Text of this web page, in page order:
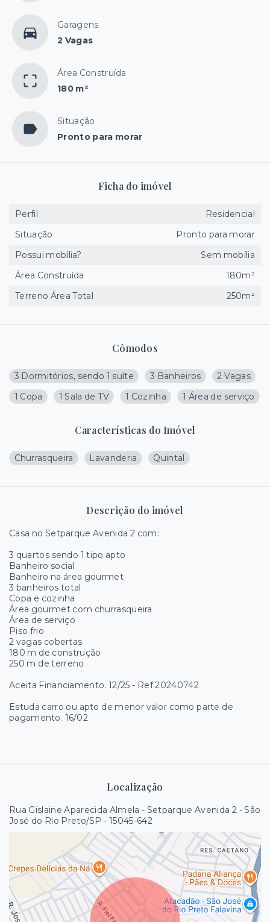
Garagens
2 Vagas
Área Construída
180 m²
Situação
Pronto para morar
Cômodos
3 Dormitórios, sendo 1 suíte 3 Banheiros
2 Vagas
1 Copa
1 Sala de TV 1 Cozinha 1 Área de serviço
Características do Imóvel
Churrasqueira Lavanderia Quintal
Descrição do imóvel
Casa no Setparque Avenida 2 com:
3 quartos sendo 1 tipo apto
Banheiro social
Banheiro na área gourmet
3 banheiros total
Copa e cozinha
Área gourmet com churrasqueira
Área de serviço
Piso frio
2 vagas cobertas
180 m de construção
250 m de terreno
Aceita Financiamento. 12/25 - Ref 20240742
Estuda carro ou apto de menor valor como parte de
pagamento. 16/02
Localização
Rua Gislaine Aparecida Almela - Setparque Avenida 2 - São
José do Rio Preto/SP - 15045-642
Ficha do imóvel
Perfil
Residencial
Situação
Pronto para morar
Possui mobília?
Sem mobília
Área Construída
180m²
Terreno Área Total
250m²